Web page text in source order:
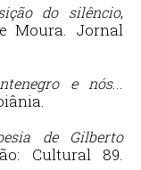
do silêncio,
Moura. Jornal
e nós...
de Gilberto
Cultural 89.